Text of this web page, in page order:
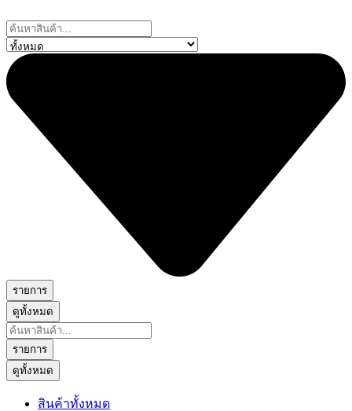
to
content
Search
...
รายการ
ดูทั้งหมด
Search
...
รายการ
ดูทั้งหมด
สินค้าทั้งหมด